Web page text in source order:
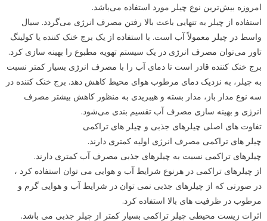
امروزه بیش‌ترین نوع چیلر مورد استفاده می‌باشد.
استفاده از چیلر به تنهایی باعث بالا رفتن مصرف انرژی می‌گردد. سیال
واسط در چیلر معمولاً آب است. با استفاده از یک برج خنک کننده یا کولینگ
تاور می‌توان مصرف انرژی در یک سیستم تهویه مطبوع را بهینه سازی کرد.
برج خنک کننده قادر است تا دمای آب را با مصرف انرژی بسیار کمتر نسبت
به چیلر، به نزدیک دمای مرطوب هوای محیط کاهش دهد. برج خنک کننده در
سه نوع مدار باز، مدار بسته و هیبریدی به منظور کاهش بیشتر مصرف
انرژی و بهینه سازی مصرف آب تقسیم بندی می‌شود.
تفاوت های اصلی چیلرهای جذبی و چیلر های تراکمی
چیلر های تراکمی مصرف انرژی اولیه کمتری دارند.
چیلرهای تراکمی نسبت به چیلرهای جذبی مصرف آب کمتری دارند.
از چیلرهای تراکمی در هرنوع شرایط آب و هوایی می توان استفاده کرد ،
در صورتی که از چیلرهای جذبی نمی توان در شرایط آب و هوایی گرم و
مرطوب در ظرفیت های بالا استفاده کرد.
اثرات زیست محیطی چیلر تراکمی بسیار کمتر از چیلر جذبی می باشد.